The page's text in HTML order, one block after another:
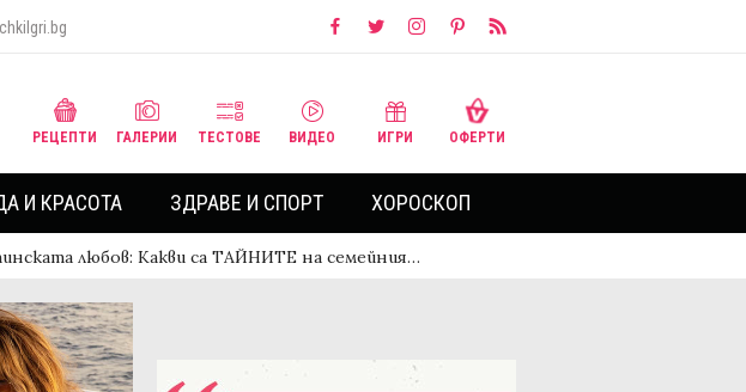
РЕЦЕПТИ ГАЛЕРИИ ТЕСТОВЕ ВИДЕО ИГРИ ОФЕРТИ
И КРАСОТА ЗДРАВЕ И СПОРТ ХОРОСКОП
любов: Какви са ТАЙНИТЕ на семейния…